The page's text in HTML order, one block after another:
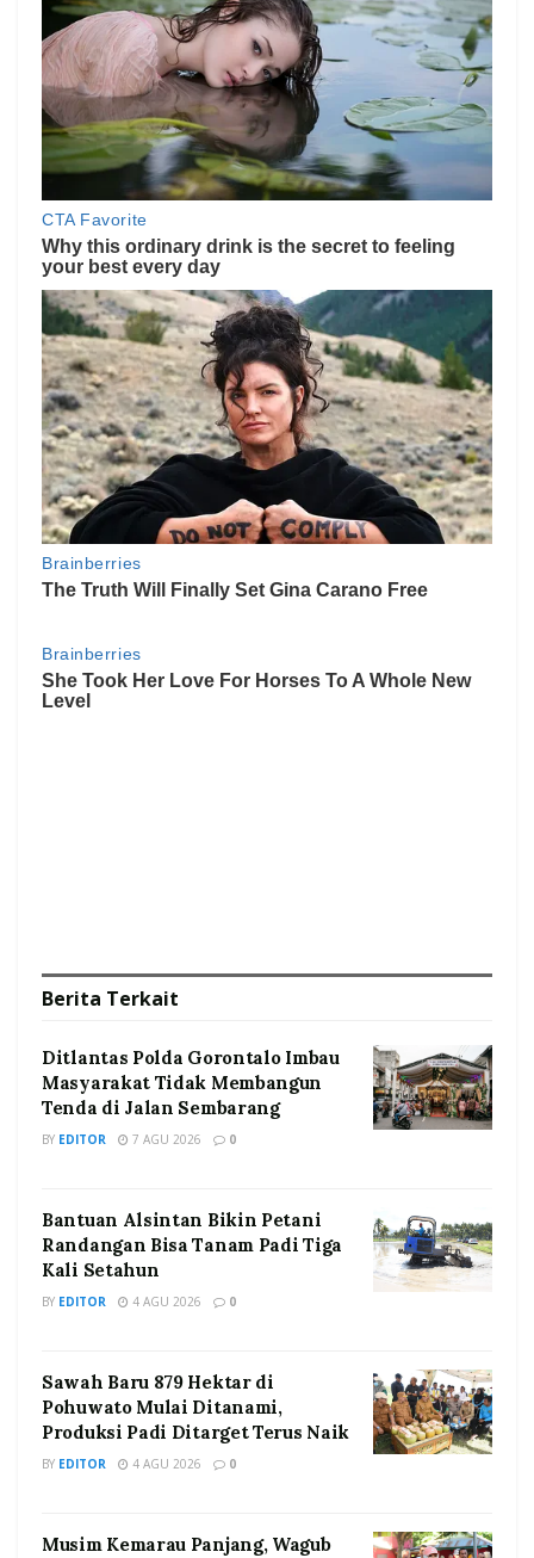
Berita Terkait
Ditlantas Polda Gorontalo Imbau
Masyarakat Tidak Membangun
Tenda di Jalan Sembarang
BY EDITOR 7 AGU 2026 0
Bantuan Alsintan Bikin Petani
Randangan Bisa Tanam Padi Tiga
Kali Setahun
BY EDITOR 4 AGU 2026 0
Sawah Baru 879 Hektar di
Pohuwato Mulai Ditanami,
Produksi Padi Ditarget Terus Naik
BY EDITOR 4 AGU 2026 0
Musim Kemarau Panjang, Wagub